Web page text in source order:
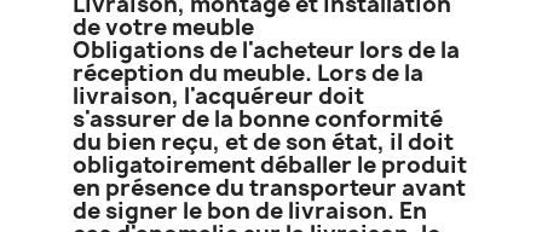
de votre meuble
Obligations de l'acheteur lors de la
réception du meuble. Lors de la
livraison, l'acquéreur doit
s'assurer de la bonne conformité
du bien reçu, et de son état, il doit
obligatoirement déballer le produit
en présence du transporteur avant
de signer le bon de livraison. En